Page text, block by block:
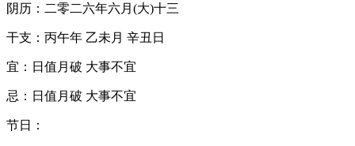
阴历：二零二六年六月(大)十三
干支：丙午年 乙未月 辛丑日
宜：日值月破 大事不宜
忌：日值月破 大事不宜
节日：